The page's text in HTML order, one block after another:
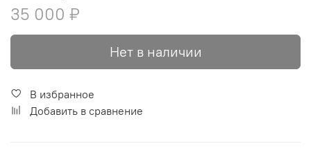
35 000 ₽
Нет в наличии
В избранное
Добавить в сравнение